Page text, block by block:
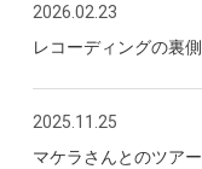
2026.02.23
レコーディングの裏側
2025.11.25
マケラさんとのツア